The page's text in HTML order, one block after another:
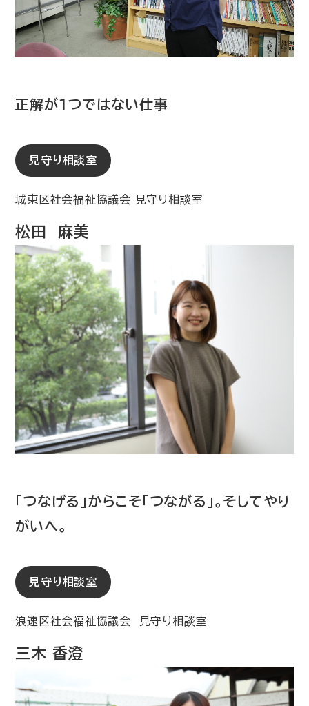
正解が１つではない仕事
見守り相談室
城東区社会福祉協議会 見守り相談室
松田 麻美
「つなげる」からこそ「つながる」。そしてやり
がいへ。
見守り相談室
浪速区社会福祉協議会 見守り相談室
三木 香澄